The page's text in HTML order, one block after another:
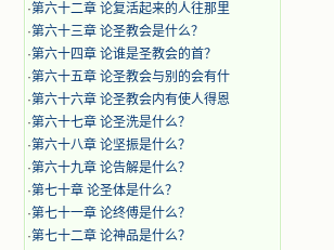
·第六十二章 论复活起来的人往那里
·第六十三章 论圣教会是什么？
·第六十四章 论谁是圣教会的首？
·第六十五章 论圣教会与别的会有什
·第六十六章 论圣教会内有使人得恩
·第六十七章 论圣洗是什么？
·第六十八章 论坚振是什么？
·第六十九章 论告解是什么？
·第七十章 论圣体是什么？
·第七十一章 论终傅是什么？
·第七十二章 论神品是什么？